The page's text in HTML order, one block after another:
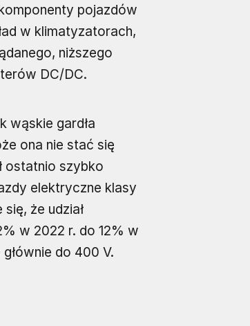
pojazdów
w klimatyzatorach,
niższego
DC/DC.
wąskie gardła
ona nie stać się
ostatnio szybko
elektryczne klasy
że udział
w 2022 r. do 12% w
do 400 V.